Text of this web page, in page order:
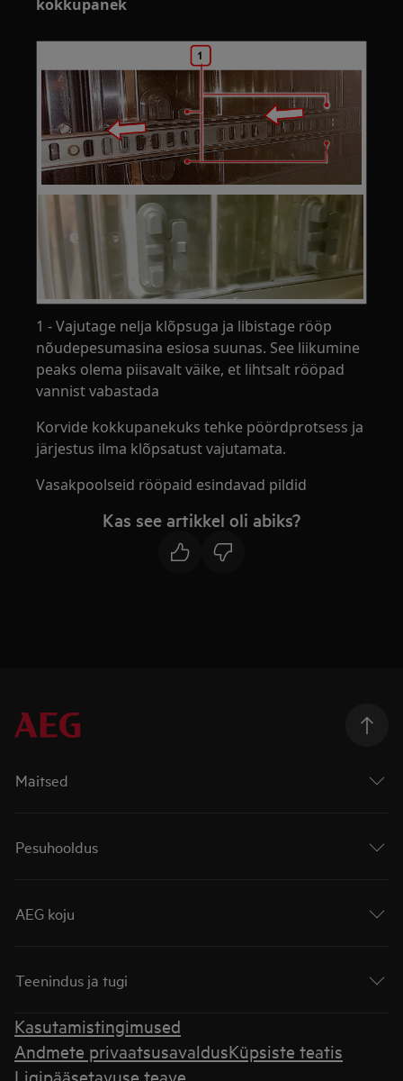
kokkupanek
1 - Vajutage nelja klõpsuga ja libistage rööp
nõudepesumasina esiosa suunas. See liikumine
peaks olema piisavalt väike, et lihtsalt rööpad
vannist vabastada
Korvide kokkupanekuks tehke pöördprotsess ja
järjestus ilma klõpsatust vajutamata.
Vasakpoolseid rööpaid esindavad pildid
Kas see artikkel oli abiks?
Maitsed
Pesuhooldus
AEG koju
Teenindus ja tugi
Kasutamistingimused
Andmete privaatsusavaldusKüpsiste teatis
Ligipääsetavuse teave